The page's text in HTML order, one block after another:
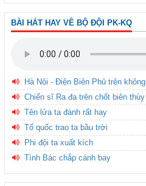
BÀI HÁT HAY VỀ BỘ ĐỘI PK-KQ
Hà Nội - Điện Biên Phủ trên không
Chiến sĩ Ra đa trên chốt biên thùy
Tên lửa ta đánh rất hay
Tổ quốc trao ta bầu trời
Phi đội ta xuất kích
Tình Bác chắp cánh bay